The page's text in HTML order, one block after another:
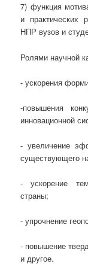
7) функция
и практических
НПР вузов и
Ролями научной
- ускорения
-повышения
инновационной
- увеличение
существующего
- ускорение
страны;
- упрочнение
- повышение
и другое.